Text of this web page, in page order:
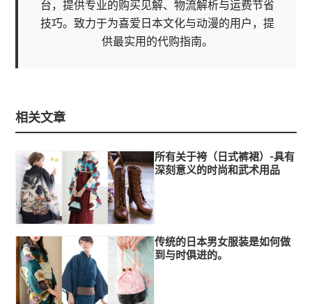
台，提供专业的购买见解、物流解析与运费节省
技巧。致力于为喜爱日本文化与动漫的用户，提
供最实用的代购指南。
相关文章
所有关于袴（日式裤裙）-具有
深刻意义的时尚和武术用品
传统的日本男女服装是如何做
到与时俱进的。